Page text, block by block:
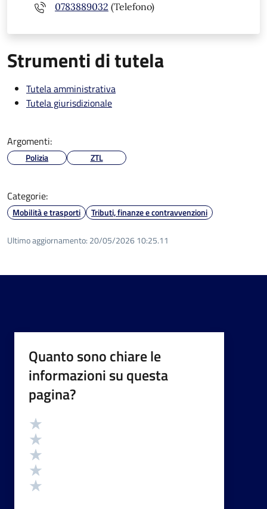
0783889032 (Telefono)
Strumenti di tutela
Tutela amministrativa
Tutela giurisdizionale
Argomenti:
Polizia ZTL
Categorie:
Mobilità e trasporti Tributi, finanze e contravvenzioni
Ultimo aggiornamento: 20/05/2026 10:25.11
Quanto sono chiare le
informazioni su questa
pagina?
Valutazione